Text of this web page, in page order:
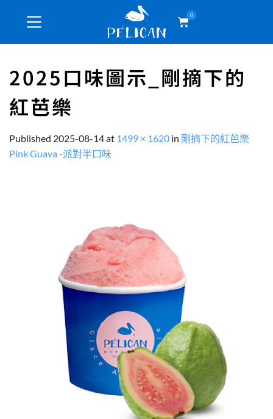
0
2025口味圖示_剛摘下的
紅芭樂
Published 2025-08-14at 1499 × 1620 in 剛摘下的紅芭樂
Pink Guava -派對半口味